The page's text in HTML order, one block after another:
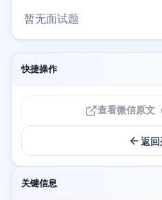
暂无面试题
快捷操作
查看微信原文
返
关键信息